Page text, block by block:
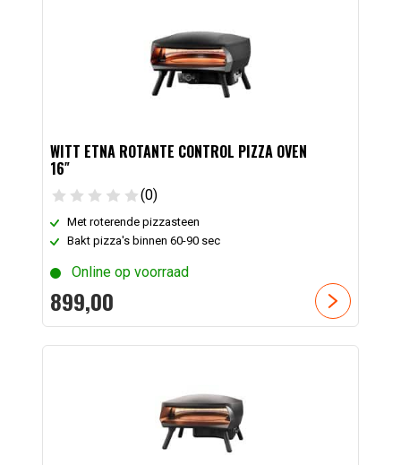
WITT ETNA ROTANTE CONTROL PIZZA OVEN
16″
(0)
Met roterende pizzasteen
Bakt pizza's binnen 60-90 sec
Online op voorraad
899,00